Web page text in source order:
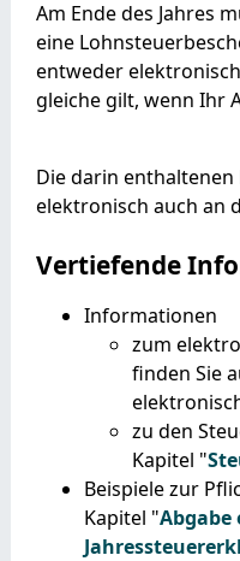
Am Ende des Jahres
eine
entweder
gleiche gilt, wenn Ihr
Die darin
elektronisch auch an
Vertiefende
Informationen
zum
finden Sie
zu den
Kapitel "
Beispiele zur
Kapitel "Abgabe